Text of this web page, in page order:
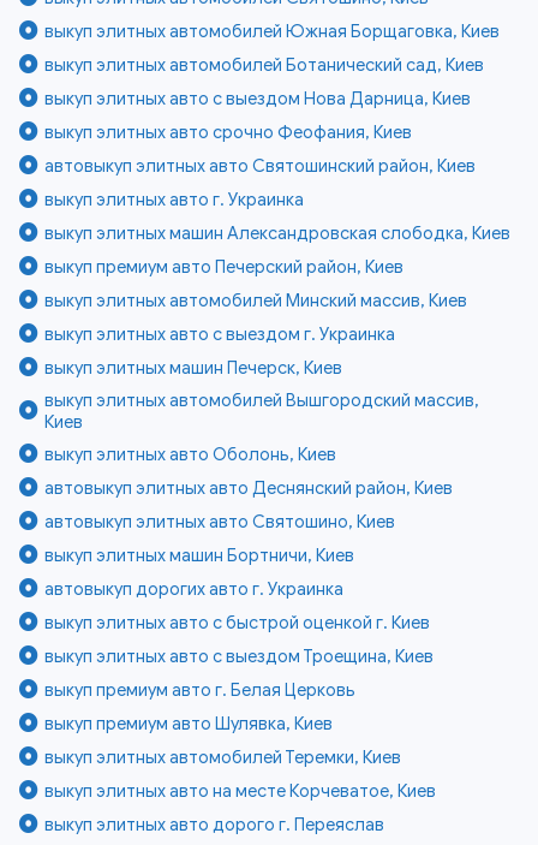
выкуп элитных автомобилей Южная Борщаговка, Киев
выкуп элитных автомобилей Ботанический сад, Киев
выкуп элитных авто с выездом Нова Дарница, Киев
выкуп элитных авто срочно Феофания, Киев
автовыкуп элитных авто Святошинский район, Киев
выкуп элитных авто г. Украинка
выкуп элитных машин Александровская слободка, Киев
выкуп премиум авто Печерский район, Киев
выкуп элитных автомобилей Минский массив, Киев
выкуп элитных авто с выездом г. Украинка
выкуп элитных машин Печерск, Киев
выкуп элитных автомобилей Вышгородский массив,
Киев
выкуп элитных авто Оболонь, Киев
автовыкуп элитных авто Деснянский район, Киев
автовыкуп элитных авто Святошино, Киев
выкуп элитных машин Бортничи, Киев
автовыкуп дорогих авто г. Украинка
выкуп элитных авто с быстрой оценкой г. Киев
выкуп элитных авто с выездом Троещина, Киев
выкуп премиум авто г. Белая Церковь
выкуп премиум авто Шулявка, Киев
выкуп элитных автомобилей Теремки, Киев
выкуп элитных авто на месте Корчеватое, Киев
выкуп элитных авто дорого г. Переяслав